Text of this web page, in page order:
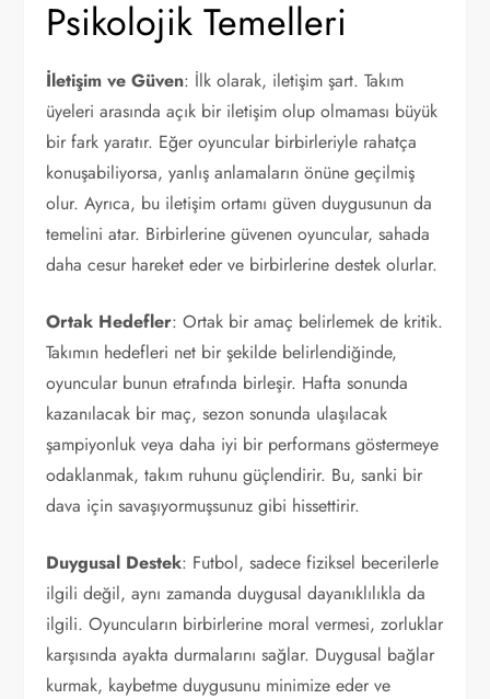
Psikolojik Temelleri
İletişim ve Güven: İlk olarak, iletişim şart. Takım
üyeleri arasında açık bir iletişim olup olmaması büyük
bir fark yaratır. Eğer oyuncular birbirleriyle rahatça
konuşabiliyorsa, yanlış anlamaların önüne geçilmiş
olur. Ayrıca, bu iletişim ortamı güven duygusunun da
temelini atar. Birbirlerine güvenen oyuncular, sahada
daha cesur hareket eder ve birbirlerine destek olurlar.
Ortak Hedefler: Ortak bir amaç belirlemek de kritik.
Takımın hedefleri net bir şekilde belirlendiğinde,
oyuncular bunun etrafında birleşir. Hafta sonunda
kazanılacak bir maç, sezon sonunda ulaşılacak
şampiyonluk veya daha iyi bir performans göstermeye
odaklanmak, takım ruhunu güçlendirir. Bu, sanki bir
dava için savaşıyormuşsunuz gibi hissettirir.
Duygusal Destek: Futbol, sadece fiziksel becerilerle
ilgili değil, aynı zamanda duygusal dayanıklılıkla da
ilgili. Oyuncuların birbirlerine moral vermesi, zorluklar
karşısında ayakta durmalarını sağlar. Duygusal bağlar
kurmak, kaybetme duygusunu minimize eder ve